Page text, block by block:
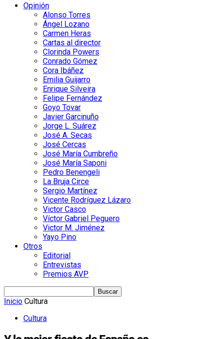
Opinión
Alonso Torres
Ángel Lozano
Carmen Heras
Cartas al director
Clorinda Powers
Conrado Gómez
Cora Ibáñez
Emilia Guijarro
Enrique Silveira
Felipe Fernández
Goyo Tovar
Javier Garcinuño
Jorge L. Suárez
José A. Secas
José Cercas
José María Cumbreño
José María Saponi
Pedro Benengeli
La Bruja Circe
Sergio Martínez
Vicente Rodríguez Lázaro
Victor Casco
Víctor Gabriel Peguero
Victor M. Jiménez
Yayo Pino
Otros
Editorial
Entrevistas
Premios AVP
Inicio Cultura
Cultura